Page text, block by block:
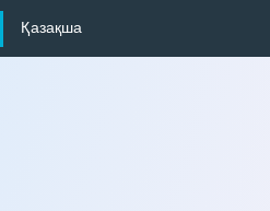
Қазақша